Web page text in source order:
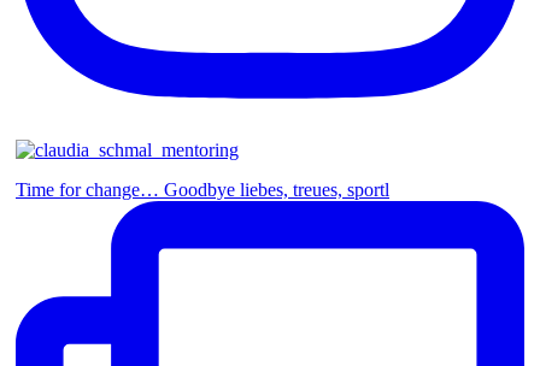
Time for change… Goodbye liebes, treues, sportl